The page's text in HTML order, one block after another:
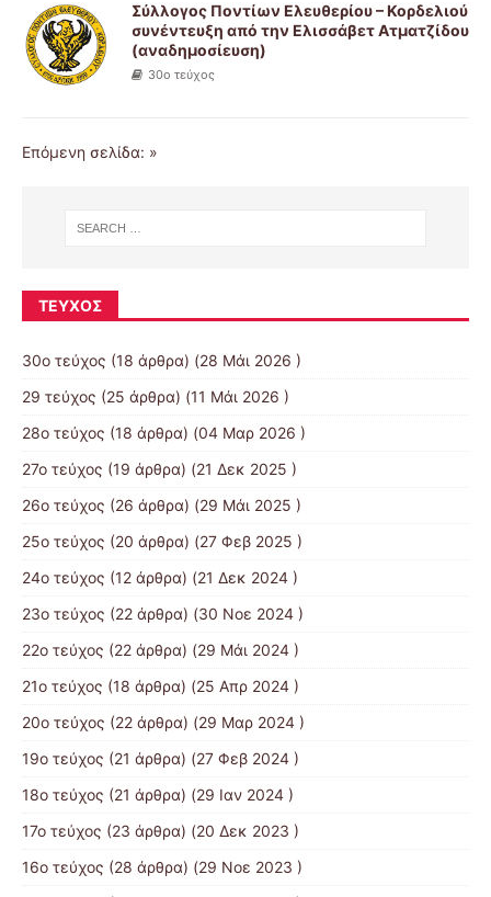
Σύλλογος Ποντίων Ελευθερίου – Κορδελιού
συνέντευξη από την Ελισσάβετ Ατματζίδου
(αναδημοσίευση)
30ο τεύχος
Επόμενη σελίδα: »
ΤΕΎΧΟΣ
30ο τεύχος (18 άρθρα) (28 Μάι 2026 )
29 τεύχος (25 άρθρα) (11 Μάι 2026 )
28ο τεύχος (18 άρθρα) (04 Μαρ 2026 )
27ο τεύχος (19 άρθρα) (21 Δεκ 2025 )
26ο τεύχος (26 άρθρα) (29 Μάι 2025 )
25ο τεύχος (20 άρθρα) (27 Φεβ 2025 )
24ο τεύχος (12 άρθρα) (21 Δεκ 2024 )
23ο τεύχος (22 άρθρα) (30 Νοε 2024 )
22ο τεύχος (22 άρθρα) (29 Μάι 2024 )
21o τεύχος (18 άρθρα) (25 Απρ 2024 )
20ο τεύχος (22 άρθρα) (29 Μαρ 2024 )
19ο τεύχος (21 άρθρα) (27 Φεβ 2024 )
18ο τεύχος (21 άρθρα) (29 Ιαν 2024 )
17o τεύχος (23 άρθρα) (20 Δεκ 2023 )
16ο τεύχος (28 άρθρα) (29 Νοε 2023 )